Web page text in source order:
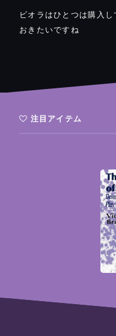
ビオラはひとつは購入
おきたいですね
注目アイテム